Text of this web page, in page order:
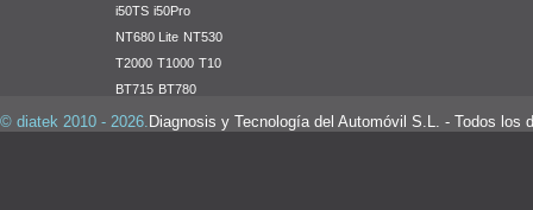
i50TS i50Pro
NT680 Lite NT530
T2000 T1000 T10
BT715 BT780
OS100 Gasboard-5025
© diatek 2010 - 2026. Diagnosis y Tecnología del Automóvil S.L. - Todos los